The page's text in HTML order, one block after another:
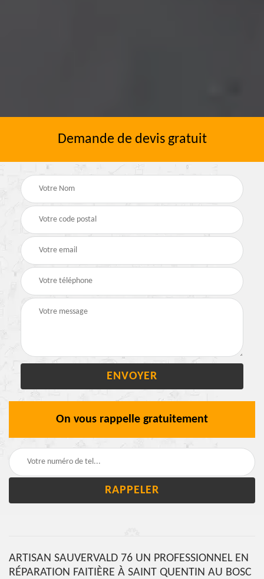
Demande de devis gratuit
On vous rappelle gratuitement
ARTISAN SAUVERVALD 76 UN PROFESSIONNEL EN
RÉPARATION FAITIÈRE À SAINT QUENTIN AU BOSC